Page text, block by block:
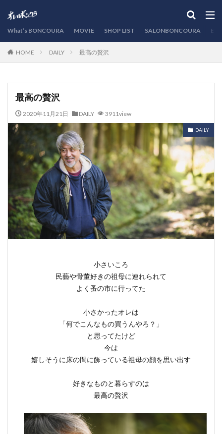
What’s BONCOURA MOVIE SHOP LIST SALONBONCOURA
HOME DAILY 最高の贅沢
最高の贅沢
2020年11月21日 DAILY 3911view
DAILY
小さいころ
民藝や骨董好きの祖母に連れられて
よく蚤の市に行ってた
小さかったオレは
「何でこんなもの買うんやろ？」
と思ってたけど
今は
嬉しそうに床の間に飾っている祖母の顔を思い出す
好きなものと暮らすのは
最高の贅沢
カテゴリー
検索